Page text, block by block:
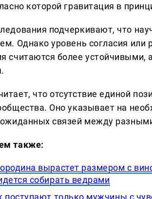
которой гравитация в
подчеркивают, что
Однако уровень согласия или
считаются более
что отсутствие единой
Оно указывает на
связей между
также:
вырастет размером с
собирать ведрами
поступают только мужчины с